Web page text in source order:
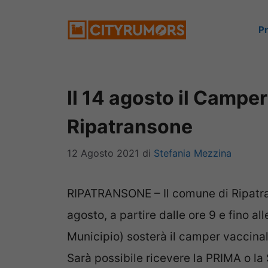
Il 14 agosto il
Ripatransone
12 Agosto 2021 di Stefania Mezzina
RIPATRANSONE – Il comune di
agosto, a partire dalle ore 9 e fino
Municipio) sosterà il camper
Sarà possibile ricevere la PRIMA o la